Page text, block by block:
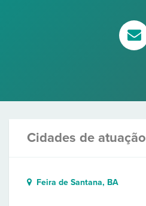
Cidades de atuação
Feira de Santana, BA